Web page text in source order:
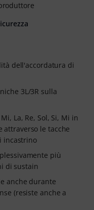
dell'accordatura di
3L/3R sulla
La, Re, Sol, Si, Mi in
attraverso le tacche
incastrino
più
di sustain
anche durante
(resiste anche a